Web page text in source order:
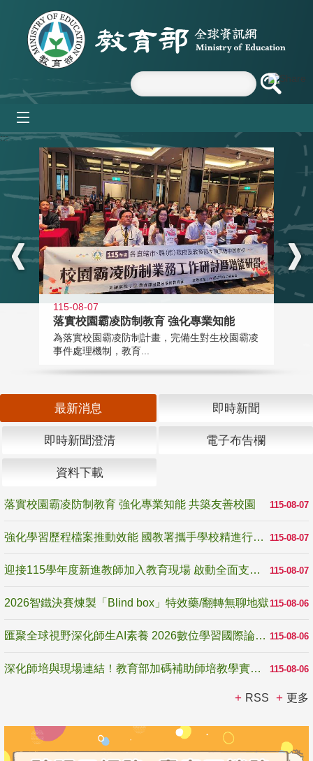
跳到主要內容區塊
:::
115-08-07
落實校園霸凌防制教育 強化專業知能
為落實校園霸凌防制計畫，完備生對生校園霸凌
事件處理機制，教育...
最新消息 即時新聞
即時新聞澄清 電子布告欄
資料下載
115-08-07
落實校園霸凌防制教育 強化專業知能 共築友善校園
115-08-07
強化學習歷程檔案推動效能 國教署攜手學校精進行政與教學支持
115-08-07
迎接115學年度新進教師加入教育現場 啟動全面支持陪伴
115-08-06
2026智鐵決賽煉製「Blind box」特效藥/翻轉無聊地獄
115-08-06
匯聚全球視野深化師生AI素養 2026數位學習國際論壇高雄登場
115-08-06
深化師培與現場連結！教育部加碼補助師培教學實踐研究 10月師培國際研討會交流教學實踐經驗
RSS 更多